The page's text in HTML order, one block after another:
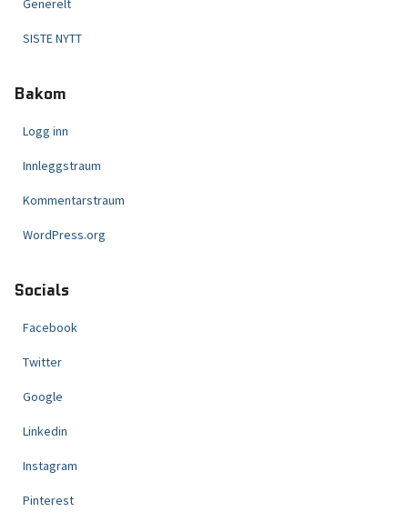
Generelt
SISTE NYTT
Bakom
Logg inn
Innleggstraum
Kommentarstraum
WordPress.org
Socials
Facebook
Twitter
Google
Linkedin
Instagram
Pinterest